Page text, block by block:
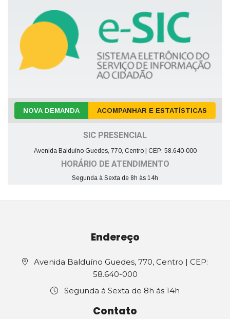
NOVA DEMANDA ACOMPANHAR E ESTATÍSTICAS
SIC PRESENCIAL
Avenida Balduíno Guedes, 770, Centro | CEP: 58.640-000
HORÁRIO DE ATENDIMENTO
Segunda à Sexta de 8h às 14h
Endereço
Avenida Balduíno Guedes, 770, Centro | CEP:
58.640-000
Segunda à Sexta de 8h às 14h
Contato